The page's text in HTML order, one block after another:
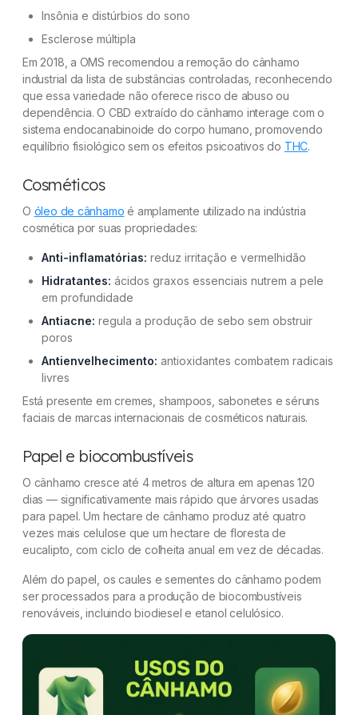
Insônia e distúrbios do sono
Esclerose múltipla
Em 2018, a OMS recomendou a remoção do cânhamo
industrial da lista de substâncias controladas, reconhecendo
que essa variedade não oferece risco de abuso ou
dependência. O CBD extraído do cânhamo interage com o
sistema endocanabinoide do corpo humano, promovendo
equilíbrio fisiológico sem os efeitos psicoativos do THC.
Cosméticos
O óleo de cânhamo é amplamente utilizado na indústria
cosmética por suas propriedades:
Anti-inflamatórias: reduz irritação e vermelhidão
Hidratantes: ácidos graxos essenciais nutrem a pele
em profundidade
Antiacne: regula a produção de sebo sem obstruir
poros
Antienvelhecimento: antioxidantes combatem radicais
livres
Está presente em cremes, shampoos, sabonetes e séruns
faciais de marcas internacionais de cosméticos naturais.
Papel e biocombustíveis
O cânhamo cresce até 4 metros de altura em apenas 120
dias — significativamente mais rápido que árvores usadas
para papel. Um hectare de cânhamo produz até quatro
vezes mais celulose que um hectare de floresta de
eucalipto, com ciclo de colheita anual em vez de décadas.
Além do papel, os caules e sementes do cânhamo podem
ser processados para a produção de biocombustíveis
renováveis, incluindo biodiesel e etanol celulósico.